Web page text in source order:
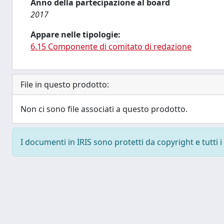
Anno della partecipazione al board
2017
Appare nelle tipologie:
6.15 Componente di comitato di redazione
File in questo prodotto:
Non ci sono file associati a questo prodotto.
I documenti in IRIS sono protetti da copyright e tutti